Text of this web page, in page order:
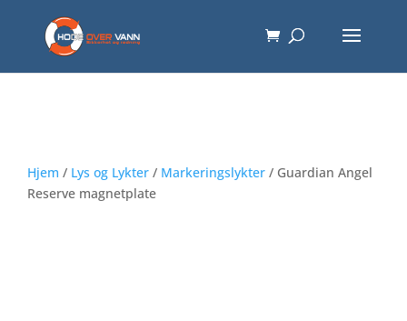
Hjem / Lys og Lykter / Markeringslykter / Guardian Angel
Reserve magnetplate